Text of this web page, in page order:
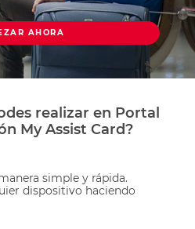
AHORA
My Assist Card?
simple y rápida.
dispositivo haciendo